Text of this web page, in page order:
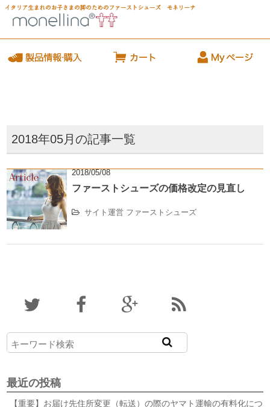
2018年05月の記事一覧
2018/05/08
ファーストシューズの価格改定の見直し
サイト運営 ファーストシューズ
最近の投稿
【重要】お届け先住所変更（転送）の際のヤマト運輸の有料化につ